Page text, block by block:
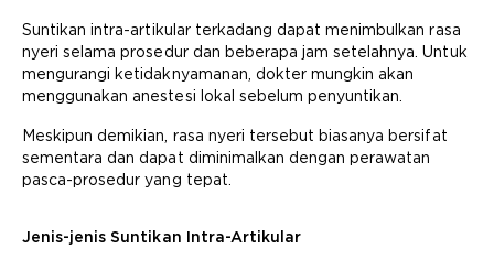
Suntikan intra-artikular terkadang dapat menimbulkan rasa
nyeri selama prosedur dan beberapa jam setelahnya. Untuk
mengurangi ketidaknyamanan, dokter mungkin akan
menggunakan anestesi lokal sebelum penyuntikan.
Meskipun demikian, rasa nyeri tersebut biasanya bersifat
sementara dan dapat diminimalkan dengan perawatan
pasca-prosedur yang tepat.
Jenis-jenis Suntikan Intra-Artikular